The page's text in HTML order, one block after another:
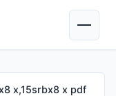
x,15srbx8 x pdf